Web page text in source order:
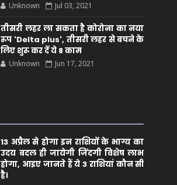
Unknown Jul 03, 2021
तीसरी लहर ला सकता है कोरोना का नया
रूप 'Delta plus', तीसरी लहर से बचने के
लिए शुरू कर दें ये 8 काम
Unknown Jun 17, 2021
13 अप्रैल से होगा इन राशियों के भाग्य का
उदय बदल ही जायेगी जिंदगी विशेष लाभ
होगा, आइए जानते हैं ये 3 राशियां कौन सीं
है।